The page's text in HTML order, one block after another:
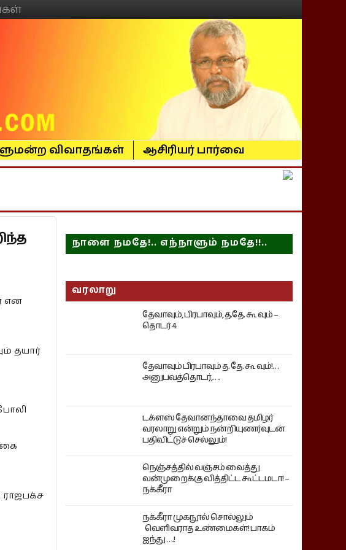
விவாதங்கள் ஆசிரியர் பார்வை
என
தயார்
நாளை நமதே!.. எந்நாளும் நமதே!!..
வரலாறு
தேவாவும், பிரபாவும், த.தே. கூ வும் –
தொடர் 4
தேவாவும் பிரபாவும் த. தே. கூ வும்!…
அனுபவத்தொடர்,….
டக்ளஸ் தேவானந்தாவை தமிழர்
வரலாறு என்றும் நன்றியுணர்வுடன்
பதிவிட்டுச் செல்லும்!
நெஞ்சத்தில் வஞ்சம் வைத்து
வன்முறைக்கு வித்திட்ட கூட்டமடா! –
நக்கீரா
நக்கீரா முகநூல் சொல்லும்
வெளிவராத உண்மைகள்! பாகம்
ஐந்து ….!